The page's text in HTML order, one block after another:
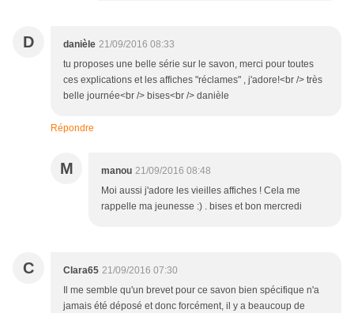
D danièle 21/09/2016 08:33
tu proposes une belle série sur le savon, merci pour toutes
ces explications et les affiches "réclames" , j'adore!<br /> très
belle journée<br /> bises<br /> danièle
Répondre
M manou 21/09/2016 08:48
Moi aussi j'adore les vieilles affiches ! Cela me
rappelle ma jeunesse :) . bises et bon mercredi
C Clara65 21/09/2016 07:30
Il me semble qu'un brevet pour ce savon bien spécifique n'a
jamais été déposé et donc forcément, il y a beaucoup de